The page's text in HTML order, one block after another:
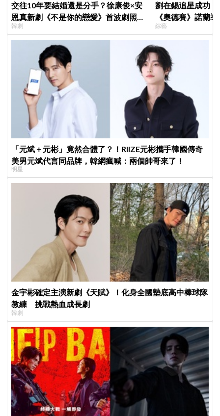
交往10年要結婚還是分手？徐康俊×安
恩真新劇《不是你的戀愛》首波劇照曝
光，9月12日首播引期待
韓劇
劉在錫追星成功
《奧德賽》諾蘭
比YA幸福笑容藏
綜藝
「元斌＋元彬」竟然合體了？！RIIZE元彬攜手韓國傳奇
美男元斌代言同品牌，韓網瘋喊：兩個帥哥來了！
明星
金宇彬確定主演新劇《天賦》！化身全國墊底高中棒球隊
教練 挑戰熱血成長劇
韓劇